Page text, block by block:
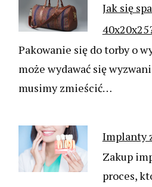
Jak się
Pakowanie się do torby o
może wydawać się
musimy zmieścić…
Implanty
Zakup
proces,